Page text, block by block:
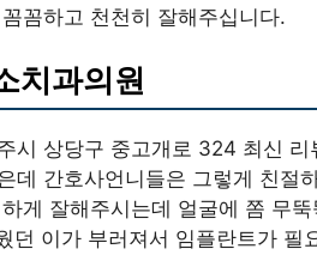
꼼하고 천천히 잘해주십니다.
치과의원
시 상당구 중고개로 324 최신
데 간호사언니들은 그렇게 친절
게 잘해주시는데 얼굴에 쫌 무
던 이가 부러져서 임플란트가